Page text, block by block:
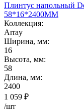
Плинтус напольный
58*16*2400ММ
Коллекция:
Array
Ширина, мм:
16
Высота, мм:
58
Длина, мм:
2400
1 059 ₽
/шт